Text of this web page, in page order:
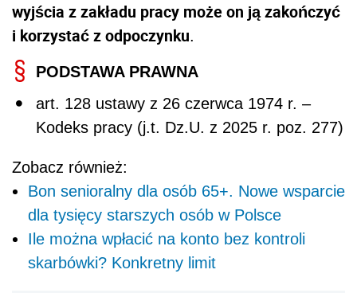
wyjścia z zakładu pracy może on ją zakończyć
i korzystać z odpoczynku.
PODSTAWA PRAWNA
art. 128 ustawy z 26 czerwca 1974 r. –
Kodeks pracy (j.t. Dz.U. z 2025 r. poz. 277)
Zobacz również:
Bon senioralny dla osób 65+. Nowe wsparcie
dla tysięcy starszych osób w Polsce
Ile można wpłacić na konto bez kontroli
skarbówki? Konkretny limit